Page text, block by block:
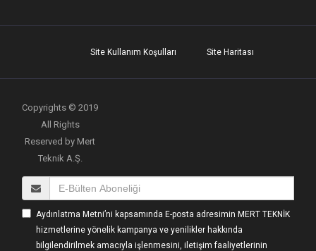
Site Kullanım Koşulları Site Haritası
Copyrights © 2019
All Rights
Reserved by Mert
Teknik A.Ş.
Aydınlatma Metni’ni kapsamında E-posta adresimin MERT TEKNİK
hizmetlerine yönelik kampanya ve yenilikler hakkında
bilgilendirilmek amacıyla işlenmesini, iletişim faaliyetlerinin